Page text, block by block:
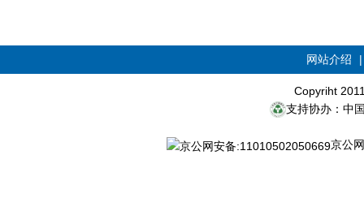
网站介绍
Copyriht
支持协办：中
京公